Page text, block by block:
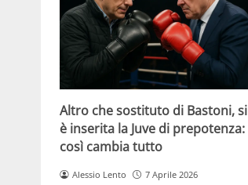
Altro che sostituto di Bastoni, si
è inserita la Juve di prepotenza:
così cambia tutto
Alessio Lento 7 Aprile 2026